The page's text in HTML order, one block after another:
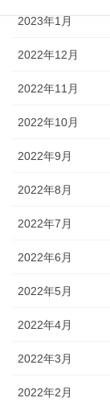
2023年1月
2022年12月
2022年11月
2022年10月
2022年9月
2022年8月
2022年7月
2022年6月
2022年5月
2022年4月
2022年3月
2022年2月